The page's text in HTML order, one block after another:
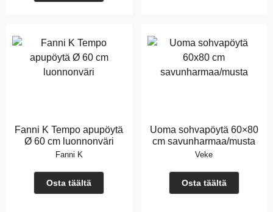
Fanni K Tempo apupöytä
Ø 60 cm luonnonväri
Fanni K
Osta täältä
Uoma sohvapöytä 60×80
cm savunharmaa/musta
Veke
Osta täältä